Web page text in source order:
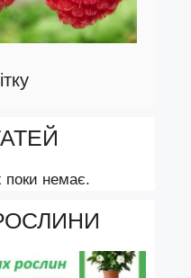
поки немає.